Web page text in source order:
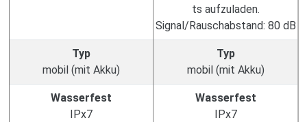
ts aufzuladen.
Signal/Rauschabstand: 80 dB
Typ
mobil (mit Akku)
Typ
mobil (mit Akku)
Wasserfest
IPx7
Wasserfest
IPx7